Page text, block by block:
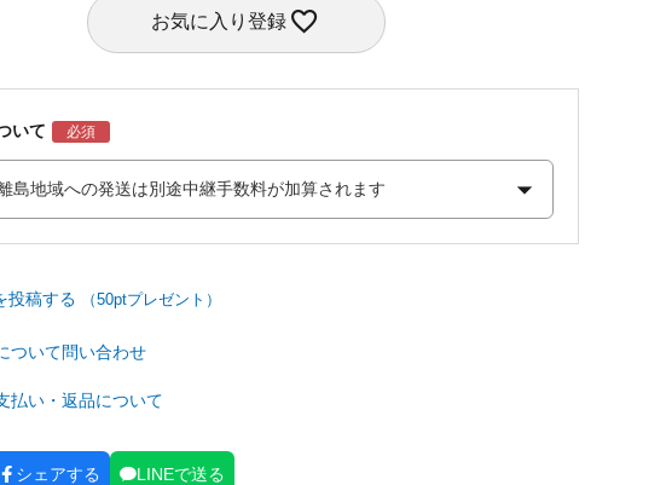
お気に入り登録
いて
投稿する
ついて問い合わせ
払い・返品について
シェアする LINEで送る